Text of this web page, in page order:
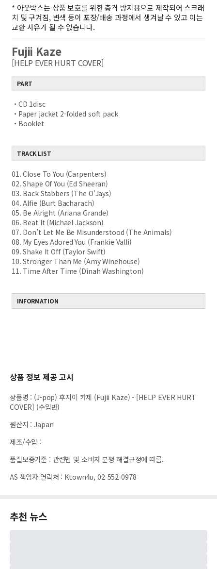
* 아웃박스는 상품 보호를 위한 충격 방지용으로 제작되어 스크래
치 및 구겨짐, 변색 등이 포장/배송 과정에서 생겨날 수 있고 이는
교환 사유가 될 수 없습니다.
Fujii Kaze
[HELP EVER HURT COVER]
PART
・CD 1disc
・Paper jacket 2-folded soft pack
・Booklet
TRACK LIST
01. Close To You (Carpenters)
02. Shape Of You (Ed Sheeran)
03. Back Stabbers (The O'Jays)
04. Alfie (Burt Bacharach)
05. Be Alright (Ariana Grande)
06. Beat It (Michael Jackson)
07. Don’t Let Me Be Misunderstood (The Animals)
08. My Eyes Adored You (Frankie Valli)
09. Shake It Off (Taylor Swift)
10. Stronger Than Me (Amy Winehouse)
11. Time After Time (Dinah Washington)
INFORMATION
상품 정보 제공 고시
상품명 : (J-pop) 후지이 카제 (Fujii Kaze) - [HELP EVER HURT
COVER] (수입반)
원산지 :Japan
제조/수입 :
품질보증기준 : 관련법 및 소비자 분쟁 해결규정에 따름.
AS 책임자 연락처 : Ktown4u, 02-552-0978
추천 뉴스